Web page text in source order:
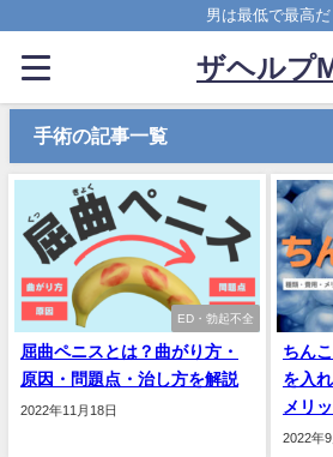
男は最低で最高だ
ザヘルプ
手術の記事一覧
ED・勃起不全
屈曲ペニスとは？曲がり方・
原因・問題点・治し方を解説
2022年11月18日
ちん
を入
メリ
2022年